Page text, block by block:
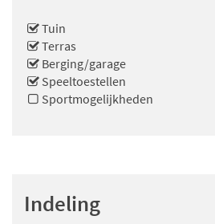
Tuin
Terras
Berging/garage
Speeltoestellen
Sportmogelijkheden
Indeling